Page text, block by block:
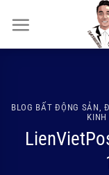
qua
nội
BLOG BẤT ĐỘNG SẢN